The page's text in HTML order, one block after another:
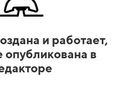
и работает,
опубликована в